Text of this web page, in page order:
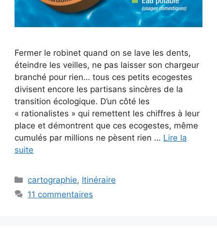
Fermer le robinet quand on se lave les dents,
éteindre les veilles, ne pas laisser son chargeur
branché pour rien… tous ces petits ecogestes
divisent encore les partisans sincères de la
transition écologique. D’un côté les
« rationalistes » qui remettent les chiffres à leur
place et démontrent que ces ecogestes, même
cumulés par millions ne pèsent rien … Lire la
suite
Catégories
cartographie, Itinéraire
11 commentaires